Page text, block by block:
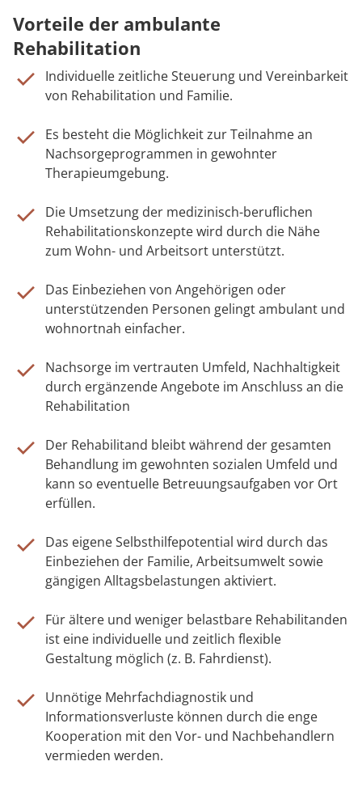
Vorteile der ambulante
Rehabilitation
Individuelle zeitliche Steuerung und Vereinbarkeit
von Rehabilitation und Familie.
Es besteht die Möglichkeit zur Teilnahme an
Nachsorgeprogrammen in gewohnter
Therapieumgebung.
Die Umsetzung der medizinisch-beruflichen
Rehabilitationskonzepte wird durch die Nähe
zum Wohn- und Arbeitsort unterstützt.
Das Einbeziehen von Angehörigen oder
unterstützenden Personen gelingt ambulant und
wohnortnah einfacher.
Nachsorge im vertrauten Umfeld, Nachhaltigkeit
durch ergänzende Angebote im Anschluss an die
Rehabilitation
Der Rehabilitand bleibt während der gesamten
Behandlung im gewohnten sozialen Umfeld und
kann so eventuelle Betreuungsaufgaben vor Ort
erfüllen.
Das eigene Selbsthilfepotential wird durch das
Einbeziehen der Familie, Arbeitsumwelt sowie
gängigen Alltagsbelastungen aktiviert.
Für ältere und weniger belastbare Rehabilitanden
ist eine individuelle und zeitlich flexible
Gestaltung möglich (z. B. Fahrdienst).
Unnötige Mehrfachdiagnostik und
Informationsverluste können durch die enge
Kooperation mit den Vor- und Nachbehandlern
vermieden werden.